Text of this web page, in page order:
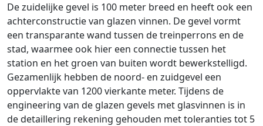
De zuidelijke gevel is 100 meter breed en heeft ook een
achterconstructie van glazen vinnen. De gevel vormt
een transparante wand tussen de treinperrons en de
stad, waarmee ook hier een connectie tussen het
station en het groen van buiten wordt bewerkstelligd.
Gezamenlijk hebben de noord- en zuidgevel een
oppervlakte van 1200 vierkante meter. Tijdens de
engineering van de glazen gevels met glasvinnen is in
de detaillering rekening gehouden met toleranties tot 5